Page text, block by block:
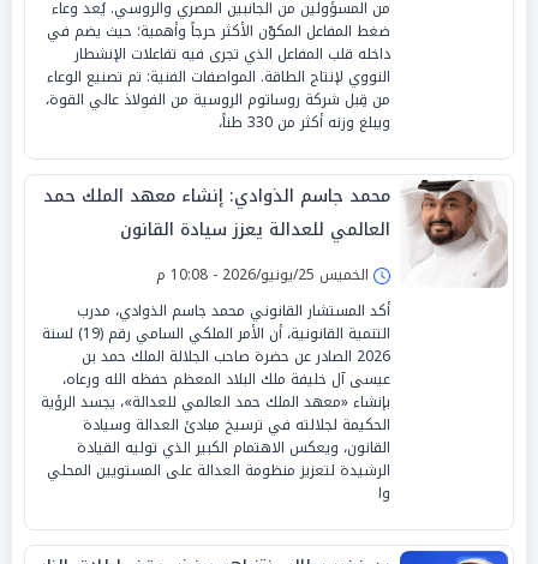
من المسؤولين من الجانبين المصري والروسي. يُعد وعاء
ضغط المفاعل المكوّن الأكثر حرجاً وأهمية؛ حيث يضم في
داخله قلب المفاعل الذي تجرى فيه تفاعلات الإنشطار
النووي لإنتاج الطاقة. المواصفات الفنية: تم تصنيع الوعاء
من قِبل شركة روساتوم الروسية من الفولاذ عالي القوة،
ويبلغ وزنه أكثر من 330 طناً،
محمد جاسم الذوادي: إنشاء معهد الملك حمد
العالمي للعدالة يعزز سيادة القانون
الخميس 25/يونيو/2026 - 10:08 م
أكد المستشار القانوني محمد جاسم الذوادي، مدرب
التنمية القانونية، أن الأمر الملكي السامي رقم (19) لسنة
2026 الصادر عن حضرة صاحب الجلالة الملك حمد بن
عيسى آل خليفة ملك البلاد المعظم حفظه الله ورعاه،
بإنشاء «معهد الملك حمد العالمي للعدالة»، يجسد الرؤية
الحكيمة لجلالته في ترسيخ مبادئ العدالة وسيادة
القانون، ويعكس الاهتمام الكبير الذي توليه القيادة
الرشيدة لتعزيز منظومة العدالة على المستويين المحلي
وا